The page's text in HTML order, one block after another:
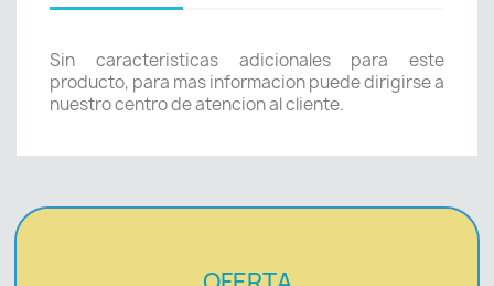
Sin caracteristicas adicionales para este
producto, para mas informacion puede dirigirse a
nuestro centro de atencion al cliente.